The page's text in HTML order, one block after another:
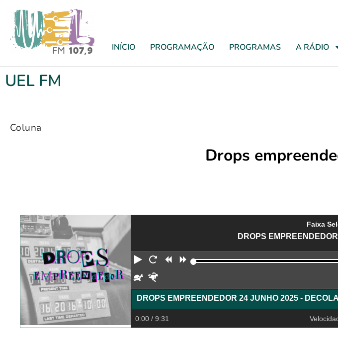
INÍCIO PROGRAMAÇÃO PROGRAMAS A RÁDIO
UEL FM
Coluna
Drops
Faixa
DROPS
Reproduzir
Reiniciar
Retroceder
Avançar
Devagar
DROPS EMPREENDEDOR 24 JUNHO 2025 - DECOLA
0:00 / 9:31